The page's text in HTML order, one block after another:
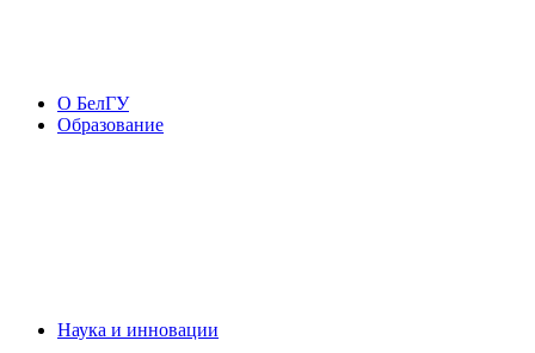
О БелГУ
Образование
Наука и инновации